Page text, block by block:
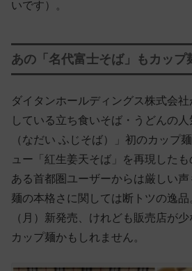
いです）。
あの「名代富士そば」もカップ
ダイタンホールディングス株式会
している立ち食いそば・うどんの
（なだい ふじそば）」初のカップ
ュー「紅生姜天そば」を再現した
ある首都圏ユーザーからは厳しい
麺の本格さに関しては断トツの逸
（月）新発売、けれども販売店が
カップ麺かもしれません。